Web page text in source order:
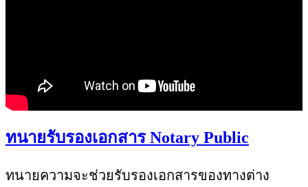
ทนายรับรองเอกสาร Notary Public
ทนายความจะช่วยรับรองเอกสารของทางต่าง